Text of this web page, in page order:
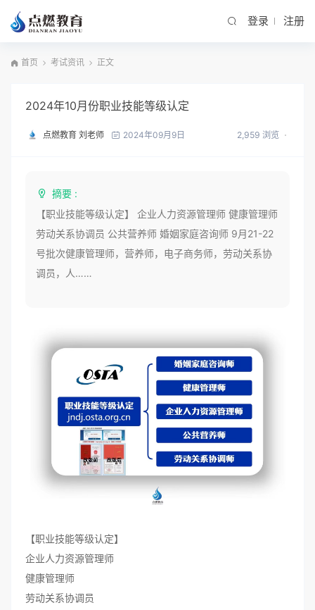
登录 注册
首页 考试资讯 正文
2024年10月份职业技能等级认定
点燃教育 刘老师 2024年09月9日 2,959 浏览
摘要 :
【职业技能等级认定】 企业人力资源管理师 健康管理师
劳动关系协调员 公共营养师 婚姻家庭咨询师 9月21-22
号批次健康管理师，营养师，电子商务师，劳动关系协
调员，人……
【职业技能等级认定】
企业人力资源管理师
健康管理师
劳动关系协调员